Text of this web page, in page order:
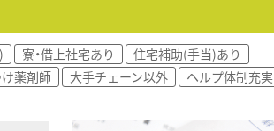
寮・借上社宅あり
住宅補助(手当)あり
薬剤師 大手チェーン以外 ヘルプ体制充実